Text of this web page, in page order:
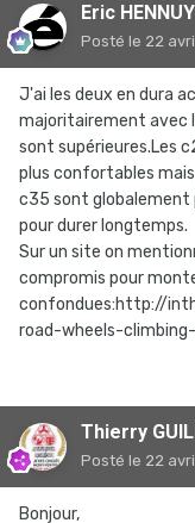
Eric HENNUY
Posté le 22
J'ai les deux en dura
majoritairement avec
sont supérieures.Les
plus confortables
c35 sont
pour durer longtemps.
Sur un site on
compromis pour
confondues:http://
road-wheels-
Thierry
Posté le 22
Bonjour,